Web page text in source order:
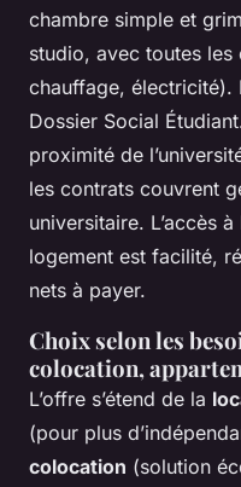
chambre simple et
studio, avec toutes les
chauffage, électricité).
Dossier Social
proximité de
les contrats couvrent
universitaire. L’accès
logement est facilité,
nets à payer.
Choix selon les
colocation,
L’offre s’étend de la
(pour plus
colocation (solution